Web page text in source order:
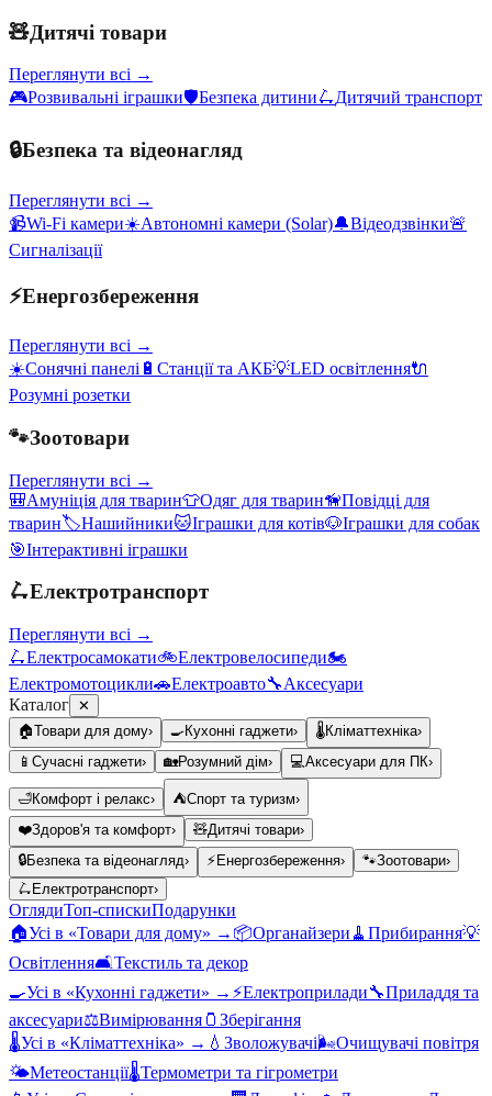
🧸Дитячі товари
Переглянути всі →
🎮Розвивальні іграшки🛡️Безпека дитини🛴Дитячий транспорт
🔒Безпека та відеонагляд
Переглянути всі →
📹Wi-Fi камери☀️Автономні камери (Solar)🔔Відеодзвінки🚨
Сигналізації
⚡Енергозбереження
Переглянути всі →
☀️Сонячні панелі 🔋 Станції та АКБ💡LED освітлення🔌
Розумні розетки
🐾Зоотовари
Переглянути всі →
🎒Амуніція для тварин👕Одяг для тварин🦮Повідці для
тварин🏷️Нашийники🐱Іграшки для котів🐶Іграшки для собак
🎯Інтерактивні іграшки
🛴Електротранспорт
Переглянути всі →
🛴Електросамокати🚲Електровелосипеди🏍️
Електромотоцикли🚗Електроавто🔧Аксесуари
Каталог ✕
🏠Товари для дому› 🍳Кухонні гаджети› 🌡️Кліматтехніка›
📱 Сучасні гаджети› 🏡Розумний дім› 💻Аксесуари для ПК›
🛁Комфорт і релакс› ⛺Спорт та туризм›
❤️Здоров'я та комфорт› 🧸Дитячі товари›
🔒Безпека та відеонагляд› ⚡ Енергозбереження› 🐾Зоотовари›
🛴 Електротранспорт›
ОглядиТоп-спискиПодарунки
🏠Усі в «Товари для дому» → 📦Органайзери 🧹 Прибирання💡
Освітлення🛋️Текстиль та декор
🍳Усі в «Кухонні гаджети» → ⚡Електроприлади🔧Приладдя та
аксесуари⚖️Вимірювання 🫙 Зберігання
🌡️Усі в «Кліматтехніка» → 💧 Зволожувачі🌬️Очищувачі повітря
🌤️Метеостанції🌡️Термометри та гігрометри